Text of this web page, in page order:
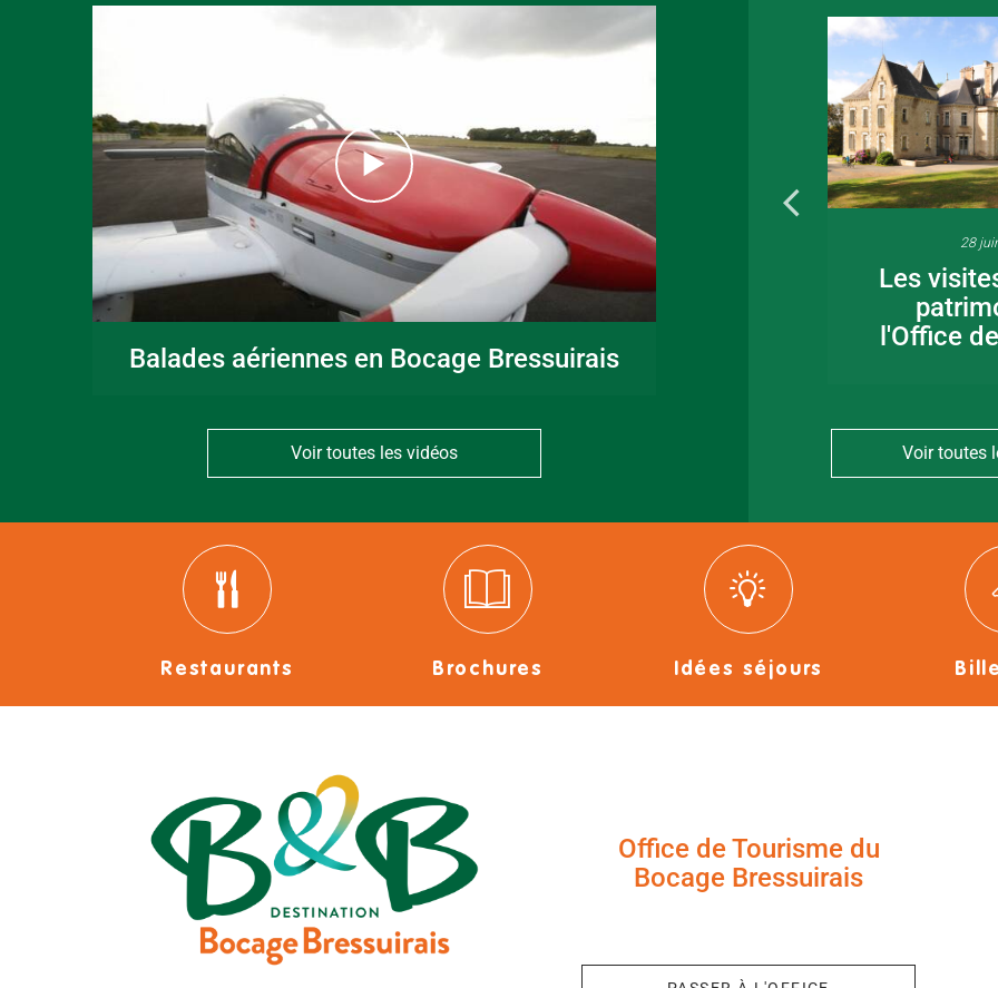
Balades aériennes en Bocage Bressuirais
Voir toutes les vidéos
16 juin 2026
Fête de la musique
28
Les
l'Office
Voir toutes
Restaurants Brochures Idées séjours
Office de Tourisme du
Bocage Bressuirais